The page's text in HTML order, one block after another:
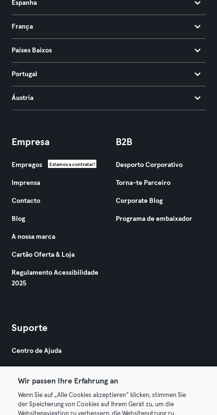
Espanha
França
Países Baixos
Portugal
Áustria
Empresa
Empregos Estamos a contratar!
Imprensa
Contacto
Blog
A nossa marca
Cartão Oferta & Loja
Regulamento Acessibilidade
2025
B2B
Desporto Corporativo
Torna-te Parceiro
Corporate Blog
Programa de embaixador
Suporte
Centro de Ajuda
Wir passen Ihre Erfahrung an
Wenn Sie auf „Alle Cookies akzeptieren“ klicken, stimmen Sie
der Speicherung von Cookies auf Ihrem Gerät zu, um die